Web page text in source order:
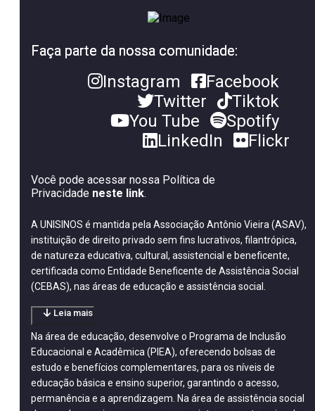
Faça parte da nossa comunidade:
Instagram
Facebook
Twitter
Tiktok
You Tube
Spotify
LinkedIn
Flickr
Você pode acessar nossa Política de
Privacidade neste link.
A UNISINOS é mantida pela Associação Antônio Vieira (ASAV),
instituição de direito privado sem fins lucrativos, filantrópica,
de natureza educativa, cultural, assistencial e beneficente,
certificada como Entidade Beneficente de Assistência Social
(CEBAS), nas áreas de educação e assistência social.
Leia mais
Na área de educação, desenvolve o Programa de Inclusão
Educacional e Acadêmica (PIEA), oferecendo bolsas de
estudo e benefícios complementares, para os níveis de
educação básica e ensino superior, garantindo o acesso,
permanência e a aprendizagem. Na área de assistência social